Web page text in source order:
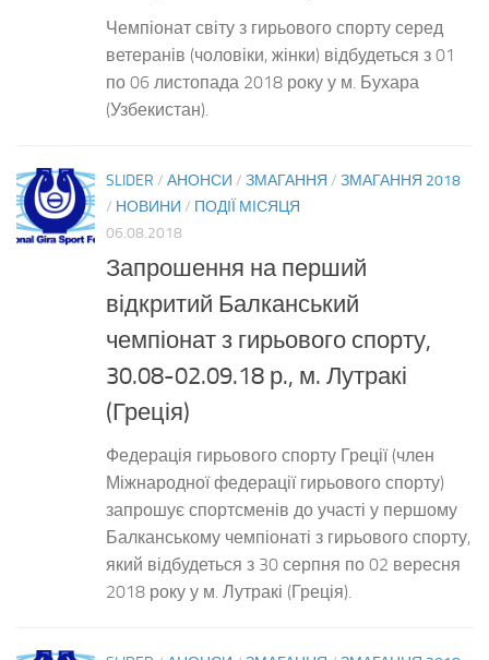
Чемпіонат світу з гирьового спорту серед
ветеранів (чоловіки, жінки) відбудеться з 01
по 06 листопада 2018 року у м. Бухара
(Узбекистан).
SLIDER / АНОНСИ / ЗМАГАННЯ / ЗМАГАННЯ 2018
/ НОВИНИ / ПОДІЇ МІСЯЦЯ
06.08.2018
Запрошення на перший
відкритий Балканський
чемпіонат з гирьового спорту,
30.08-02.09.18 р., м. Лутракі
(Греція)
Федерація гирьового спорту Греції (член
Міжнародної федерації гирьового спорту)
запрошує спортсменів до участі у першому
Балканському чемпіонаті з гирьового спорту,
який відбудеться з 30 серпня по 02 вересня
2018 року у м. Лутракі (Греція).